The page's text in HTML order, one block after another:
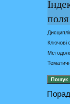
поля
Ключові